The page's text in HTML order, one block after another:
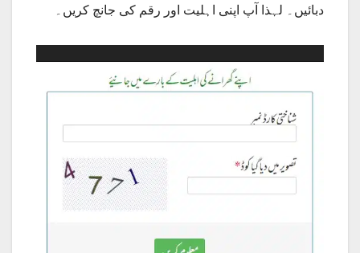
دبائیں۔ لہذا آپ اپنی اہلیت اور رقم کی جانچ کریں۔